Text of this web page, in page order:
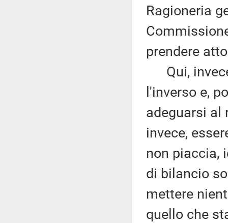
Ragioneria
prendere
Qui,
l'inverso e,
adeguarsi al
invece,
non piaccia,
di bilancio
mettere
quello che